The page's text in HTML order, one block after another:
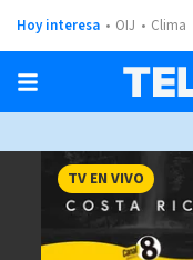
Hoy interesa OIJ Clima
TV EN VIVO